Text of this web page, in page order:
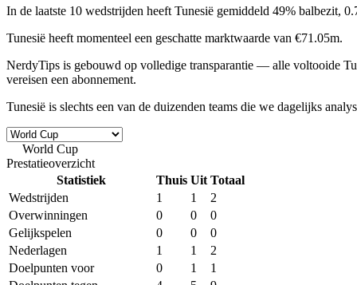
In de laatste 10 wedstrijden heeft Tunesië gemiddeld 49% balbezit,
Tunesië heeft momenteel een geschatte marktwaarde van €71.05m.
NerdyTips is gebouwd op volledige transparantie — alle voltooide
vereisen een abonnement.
Tunesië is slechts een van de duizenden teams die we dagelijks
World Cup
Prestatieoverzicht
Statistiek
Thuis Uit Totaal
Wedstrijden
1 1
2
Overwinningen
0 0
0
Gelijkspelen
0 0
0
Nederlagen
1 1
2
Doelpunten voor
0 1
1